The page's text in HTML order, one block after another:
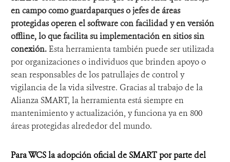
en campo como guardaparques o jefes de áreas
protegidasoperenel softwarecon facilidad y enversión
offline,lo que facilita su implementación en sitios sin
conexión.Esta herramienta también puede ser utilizada
por organizaciones o individuos que brinden apoyo o
sean responsables de los patrullajes de control y
vigilancia de la vida silvestre. Gracias al trabajo de la
AlianzaSMART, la herramienta está siempre en
mantenimiento y actualización, y funciona ya en 800
áreas protegidas alrededor del mundo.
Para WCS la adopción oficial de SMART por parte del